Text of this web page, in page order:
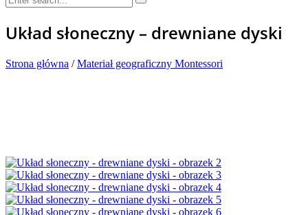
Układ słoneczny – drewniane dyski
Strona główna /Materiał geograficzny Montessori